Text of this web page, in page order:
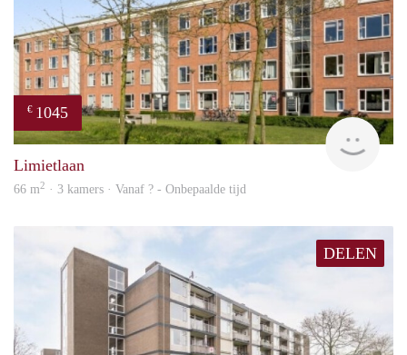
€ 1045
Limietlaan
66 m2 · 3 kamers · Vanaf ? - Onbepaalde tijd
DELEN